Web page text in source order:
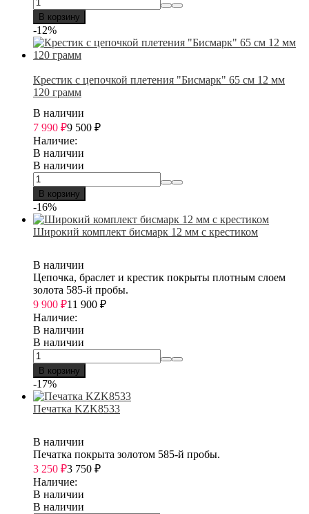
В корзину
-12%
Крестик с цепочкой плетения "Бисмарк" 65 см 12 мм
120 грамм
В наличии
7 990 ₽9 500 ₽
Наличие:
В наличии
В наличии
В корзину
-16%
Широкий комплект бисмарк 12 мм с крестиком
В наличии
Цепочка, браслет и крестик покрыты плотным слоем
золота 585-й пробы.
9 900 ₽11 900 ₽
Наличие:
В наличии
В наличии
В корзину
-17%
Печатка KZK8533
В наличии
Печатка покрыта золотом 585-й пробы.
3 250 ₽3 750 ₽
Наличие:
В наличии
В наличии